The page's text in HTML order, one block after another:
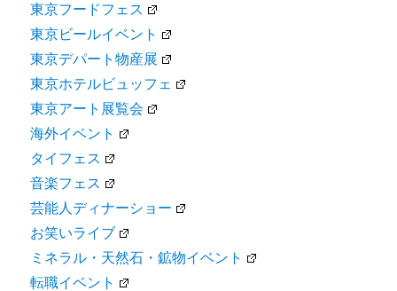
東京フードフェス
東京ビールイベント
東京デパート物産展
東京ホテルビュッフェ
東京アート展覧会
海外イベント
タイフェス
音楽フェス
芸能人ディナーショー
お笑いライブ
ミネラル・天然石・鉱物イベント
転職イベント